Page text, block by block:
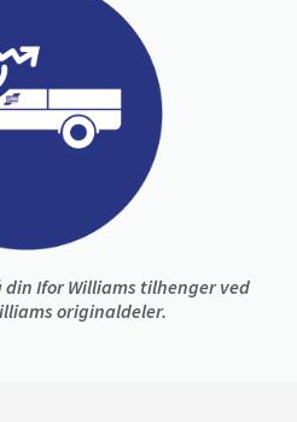
Ifor Williams tilhenger ved
originaldeler.